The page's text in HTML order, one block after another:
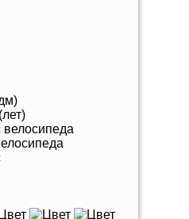
велосипеда